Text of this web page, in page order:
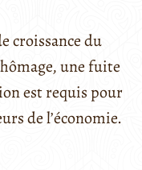
croissance du
une fuite
est requis pour
de l’économie.